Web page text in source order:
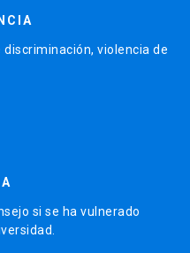
violencia de
si se ha vulnerado